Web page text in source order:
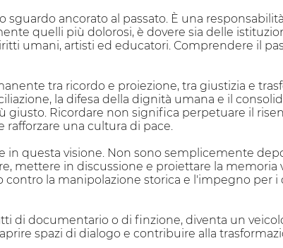
ancorato al passato. È una
quelli più dolorosi, è dovere sia delle
umani, artisti ed educatori. Comprendere il
tra ricordo e proiezione, tra giustizia e
la difesa della dignità umana e il
Ricordare non significa perpetuare il
rafforzare una cultura di pace.
questa visione. Non sono semplicemente
mettere in discussione e proiettare la memoria
la manipolazione storica e l'impegno per
di documentario o di finzione, diventa un
spazi di dialogo e contribuire alla